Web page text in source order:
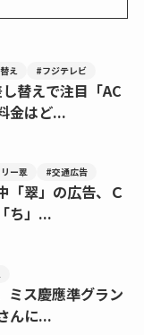
え #フジテレビ
替えで注目「AC
金はど...
ー翠 #交通広告
「翠」の広告、Ｃ
ち」...
ミス慶應準グラン
んに...